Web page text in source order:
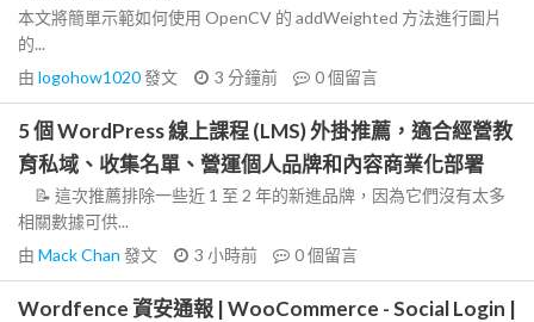
本文將簡單示範如何使用 OpenCV 的 addWeighted 方法進行圖片
的...
由 logohow1020發文 3 分鐘前 0個留言
5 個 WordPress 線上課程 (LMS) 外掛推薦，適合經營教
育私域、收集名單、營運個人品牌和內容商業化部署
📝 這次推薦排除一些近 1 至 2 年的新進品牌，因為它們沒有太多
相關數據可供...
由 Mack Chan 發文 3 小時前 0個留言
Wordfence 資安通報 | WooCommerce - Social Login |